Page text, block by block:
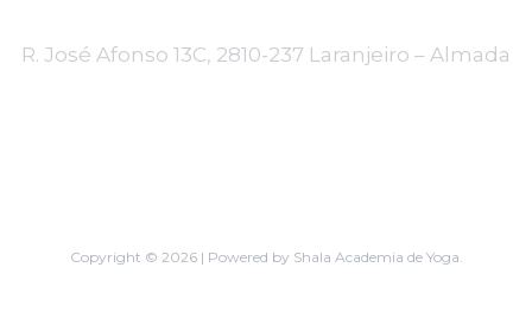
R. José Afonso 13C, 2810-237 Laranjeiro – Almada
Copyright © 2026 | Powered by Shala Academia de Yoga.